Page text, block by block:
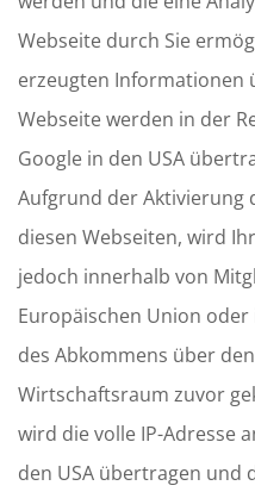
Webseite durch Sie
erzeugten Informationen
Webseite werden in der
Google in den USA
Aufgrund der Aktivierung
diesen Webseiten, wird
jedoch innerhalb von
Europäischen Union
des Abkommens über
Wirtschaftsraum zuvor
wird die volle IP-Adresse
den USA übertragen und